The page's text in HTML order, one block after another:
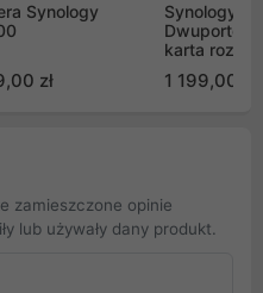
Synology
zł
Synology
karta
1 199,00 zł
zamieszczone opinie
lub używały dany produkt.